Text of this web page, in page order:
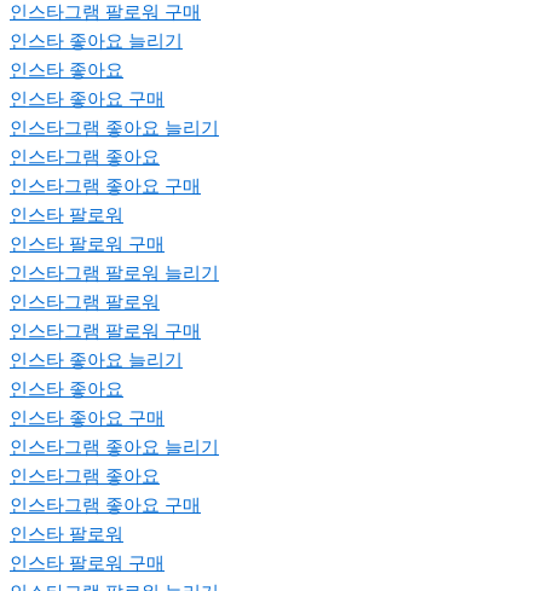
인스타그램 팔로워 구매
인스타 좋아요 늘리기
인스타 좋아요
인스타 좋아요 구매
인스타그램 좋아요 늘리기
인스타그램 좋아요
인스타그램 좋아요 구매
인스타 팔로워
인스타 팔로워 구매
인스타그램 팔로워 늘리기
인스타그램 팔로워
인스타그램 팔로워 구매
인스타 좋아요 늘리기
인스타 좋아요
인스타 좋아요 구매
인스타그램 좋아요 늘리기
인스타그램 좋아요
인스타그램 좋아요 구매
인스타 팔로워
인스타 팔로워 구매